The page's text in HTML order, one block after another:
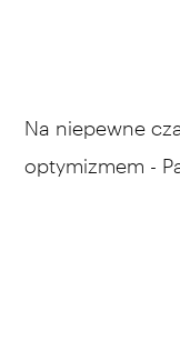
Na niepewne
optymizmem -